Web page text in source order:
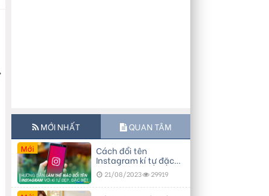
MỚI NHẤT QUAN TÂM
Mới Cách đổi tên
Instagram kí tự đặc
biệt, đẹp
21/08/2023 29919